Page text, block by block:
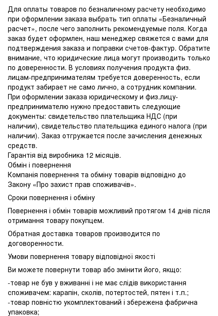
Для оплаты товаров по безналичному расчету необходимо
при оформлении заказа выбрать тип оплаты «Безналичный
расчет», после чего заполнить рекомендуемые поля. Когда
заказ будет оформлен, наш менеджер свяжется с вами для
подтверждения заказа и поправки счетов-фактур. Обратите
внимание, что юридические лица могут производить только
по доверенности. В условиях получения продукта физ.
лицам-предпринимателям требуется доверенность, если
продукт забирает не само лично, а сотрудник компании.
При оформлении заказа юридическому и физ.лицу-
предпринимателю нужно предоставить следующие
документы: свидетельство плательщика НДС (при
наличии), свидетельство плательщика единого налога (при
наличии). Заказ отгружается после зачисления денежных
средств.
Гарантія від виробника 12 місяців.
Обмін і повернення
Компанія повернення та обміну товарів відповідно до
Закону «Про захист прав споживачів».
Сроки повернення і обміну
Повернення і обмін товарів можливий протягом 14 днів після
отримання товару покупцем.
Обратная доставка товаров производится по
договоренности.
Умови повернення товару відповідної якості
Ви можете повернути товар або змінити його, якщо:
-товар не був у вживанні і не має слідів використання
споживачем: карапін, сколів, потертостей, пятен і т.п.;
-товар повністю укомплектований і збережена фабрична
упаковка;